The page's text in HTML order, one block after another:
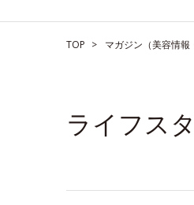
TOP マガジン（美容情報
ライフス